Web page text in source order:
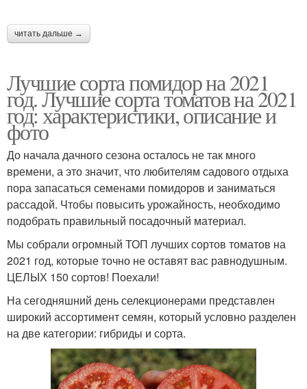
читать дальше →
Лучшие сорта помидор на 2021
год. Лучшие сорта томатов на 2021
год: характеристики, описание и
фото
До начала дачного сезона осталось не так много
времени, а это значит, что любителям садового отдыха
пора запасаться семенами помидоров и заниматься
рассадой. Чтобы повысить урожайность, необходимо
подобрать правильный посадочный материал.
Мы собрали огромный ТОП лучших сортов томатов на
2021 год, которые точно не оставят вас равнодушным.
ЦЕЛЫХ 150 сортов! Поехали!
На сегодняшний день селекционерами представлен
широкий ассортимент семян, который условно разделен
на две категории: гибриды и сорта.